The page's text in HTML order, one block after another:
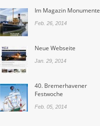
Im Magazin Monumente
Feb. 26, 2014
Neue Webseite
Jan. 29, 2014
40. Bremerhavener
Festwoche
Feb. 05, 2014